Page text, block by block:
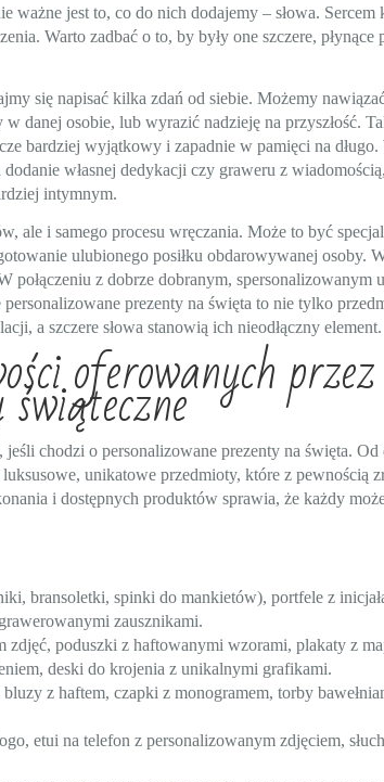
ważne jest to, co do nich dodajemy – słowa. Sercem
Warto zadbać o to, by były one szczere, płynące
się napisać kilka zdań od siebie. Możemy
danej osobie, lub wyrazić nadzieję na przyszłość.
bardziej wyjątkowy i zapadnie w pamięci na
własnej dedykacji czy graweru z
intymnym.
ale i samego procesu wręczania. Może to być
ulubionego posiłku obdarowywanej osoby.
z dobrze dobranym, spersonalizowanym
prezenty na święta to nie tylko
a szczere słowa stanowią ich nieodłączny element.
oferowanych przez
chodzi o personalizowane prezenty na święta. Od
unikatowe przedmioty, które z pewnością
i dostępnych produktów sprawia, że każdy
bransoletki, spinki do mankietów), portfele z
zausznikami.
zdjęć, poduszki z haftowanymi wzorami, plakaty z
deski do krojenia z unikalnymi grafikami.
z haftem, czapki z monogramem, torby
etui na telefon z personalizowanym zdjęciem,